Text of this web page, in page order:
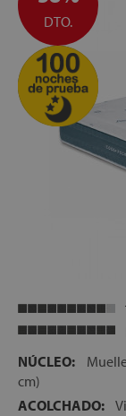
SISTEMA
densidad, que
cuerpo durante el
TRANSPORTE,
COLCHÓN
FABRICACIÓN
ALTURA: +/- 34
DTO.
NÚCLEO:
cm)
ACOLCHADO: